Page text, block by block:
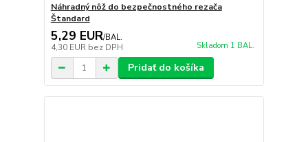
Náhradný nôž do bezpečnostného rezača
Štandard
5,29 EUR/BAL.
4,30 EUR bez DPH Skladom 1 BAL.
Pridať do košíka